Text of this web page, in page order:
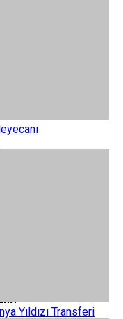
Yıldızı Transferi